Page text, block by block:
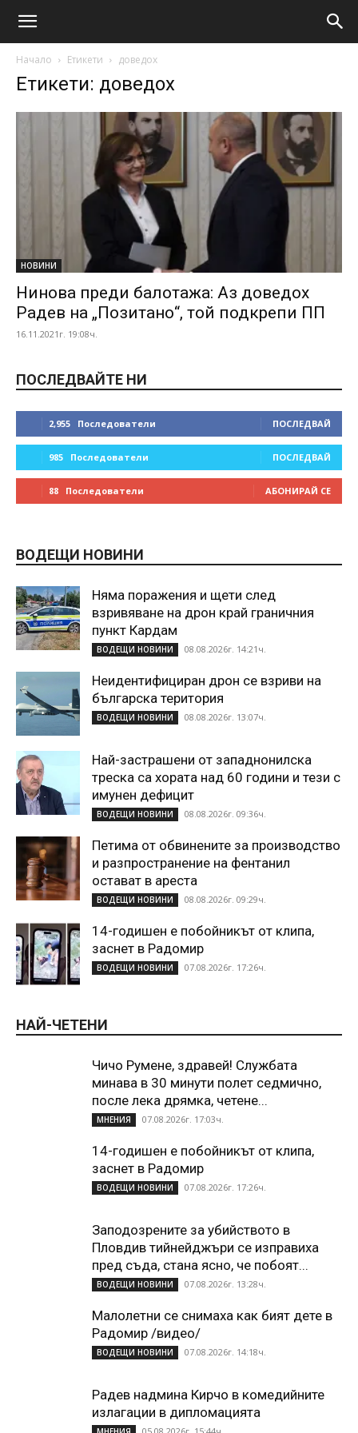
Начало Етикети доведох
Етикети: доведох
НОВИНИ
Нинова преди балотажа: Аз доведох
Радев на „Позитано“, той подкрепи ПП
16.11.2021г. 19:08ч.
ПОСЛЕДВАЙТЕ НИ
2,955 Последователи ПОСЛЕДВАЙ
985 Последователи ПОСЛЕДВАЙ
88 Последователи АБОНИРАЙ СЕ
ВОДЕЩИ НОВИНИ
Няма поражения и щети след
взривяване на дрон край граничния
пункт Кардам
ВОДЕЩИ НОВИНИ 08.08.2026г. 14:21ч.
Неидентифициран дрон се взриви на
българска територия
ВОДЕЩИ НОВИНИ 08.08.2026г. 13:07ч.
Най-застрашени от западнонилска
треска са хората над 60 години и тези с
имунен дефицит
ВОДЕЩИ НОВИНИ 08.08.2026г. 09:36ч.
Петима от обвинените за производство
и разпространение на фентанил
остават в ареста
ВОДЕЩИ НОВИНИ 08.08.2026г. 09:29ч.
14-годишен е побойникът от клипа,
заснет в Радомир
ВОДЕЩИ НОВИНИ 07.08.2026г. 17:26ч.
НАЙ-ЧЕТЕНИ
Чичо Румене, здравей! Службата
минава в 30 минути полет седмично,
после лека дрямка, четене...
МНЕНИЯ 07.08.2026г. 17:03ч.
14-годишен е побойникът от клипа,
заснет в Радомир
ВОДЕЩИ НОВИНИ 07.08.2026г. 17:26ч.
Заподозрените за убийството в
Пловдив тийнейджъри се изправиха
пред съда, стана ясно, че побоят...
ВОДЕЩИ НОВИНИ 07.08.2026г. 13:28ч.
Малолетни се снимаха как бият дете в
Радомир /видео/
ВОДЕЩИ НОВИНИ 07.08.2026г. 14:18ч.
Радев надмина Кирчо в комедийните
излагации в дипломацията